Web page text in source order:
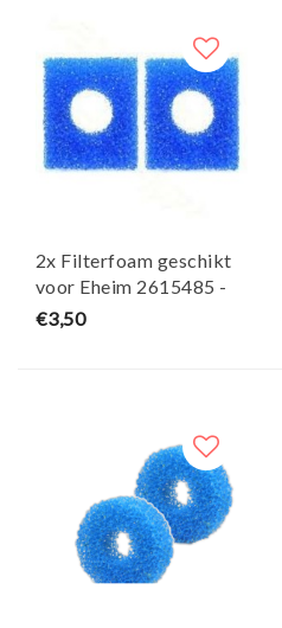
2x Filterfoam geschikt
voor Eheim 2615485 -
Maja Koi
€3,50